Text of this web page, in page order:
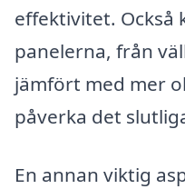
effektivitet. Också
panelerna, från
jämfört med mer
påverka det
En annan viktig